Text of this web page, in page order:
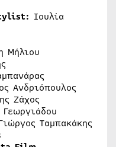
Ιουλία
Μήλιου
Ανδριόπουλος
Ζάχος
Ταμπακάκης